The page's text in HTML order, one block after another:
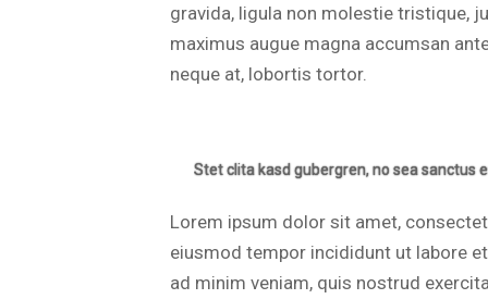
gravida, ligula non molestie tristique,
maximus augue magna accumsan
neque at, lobortis tortor.
Stet clita kasd gubergren, no sea sanctus
Lorem ipsum dolor sit amet,
eiusmod tempor incididunt ut labore
ad minim veniam, quis nostrud